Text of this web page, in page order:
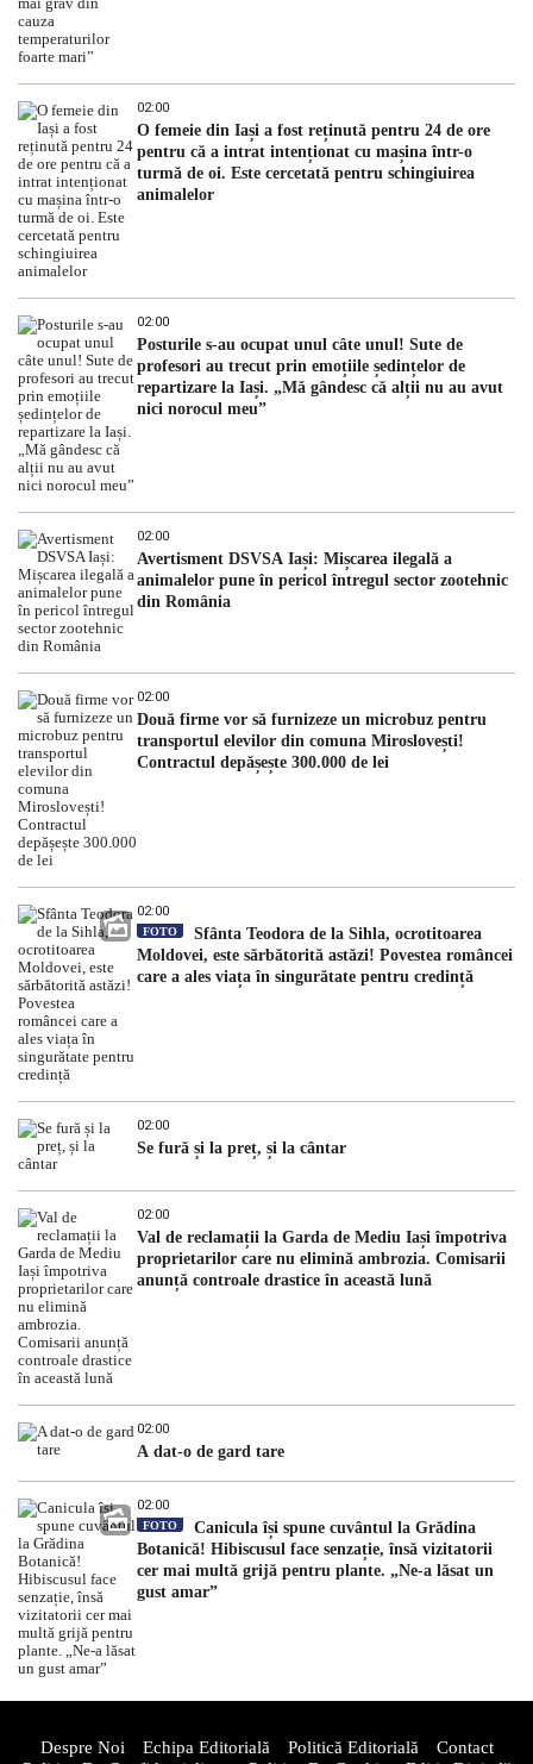
02:00
O femeie din Iași a fost reținută pentru 24 de ore
pentru că a intrat intenționat cu mașina într-o
turmă de oi. Este cercetată pentru schingiuirea
animalelor
02:00
Posturile s-au ocupat unul câte unul! Sute de
profesori au trecut prin emoțiile ședințelor de
repartizare la Iași. „Mă gândesc că alții nu au avut
nici norocul meu”
02:00
Avertisment DSVSA Iași: Mișcarea ilegală a
animalelor pune în pericol întregul sector zootehnic
din România
02:00
Două firme vor să furnizeze un microbuz pentru
transportul elevilor din comuna Miroslovești!
Contractul depășește 300.000 de lei
02:00
FOTO
Sfânta Teodora de la Sihla, ocrotitoarea
Moldovei, este sărbătorită astăzi! Povestea româncei
care a ales viața în singurătate pentru credință
02:00
Se fură și la preț, și la cântar
02:00
Val de reclamații la Garda de Mediu Iași împotriva
proprietarilor care nu elimină ambrozia. Comisarii
anunță controale drastice în această lună
02:00
A dat-o de gard tare
02:00
FOTO
Canicula își spune cuvântul la Grădina
Botanică! Hibiscusul face senzație, însă vizitatorii
cer mai multă grijă pentru plante. „Ne-a lăsat un
gust amar”
Despre Noi Echipa Editorială Politică Editorială
Contact